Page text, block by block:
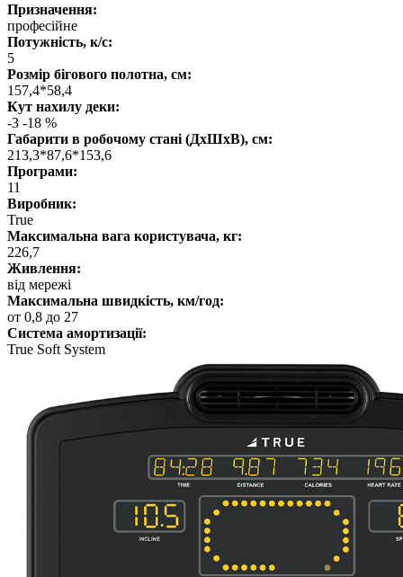
Призначення:
професійне
Потужність, к/с:
5
Розмір бігового полотна, см:
157,4*58,4
Кут нахилу деки:
-3 -18 %
Габарити в робочому стані (ДхШхВ), см:
213,3*87,6*153,6
Програми:
11
Виробник:
True
Максимальна вага користувача, кг:
226,7
Живлення:
від мережі
Максимальна швидкість, км/год:
от 0,8 до 27
Система амортизації:
True Soft System